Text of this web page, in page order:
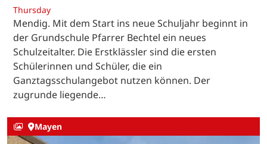
Thursday
Mendig. Mit dem Start ins neue Schuljahr beginnt in
der Grundschule Pfarrer Bechtel ein neues
Schulzeitalter. Die Erstklässler sind die ersten
Schülerinnen und Schüler, die ein
Ganztagsschulangebot nutzen können. Der
zugrunde liegende…
Mayen